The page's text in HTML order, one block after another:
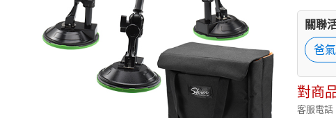
關聯
爸
對商
客服電話